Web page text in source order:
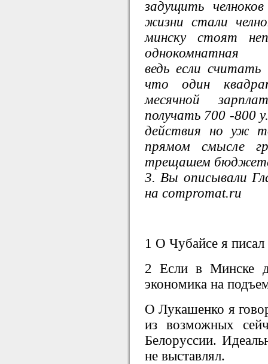
задущить
жизни стали
минску стоят
однокомнатная
ведь если
что один
месячной
получать 700 -800
действия но уж
прямом смысле
трещашем
3. Вы описывали
на compromat.ru
1 О Чубайсе я писал
2 Если в Минске
экономика на
О Лукашенко я
из возможных
Белоруссии.
не выставлял.